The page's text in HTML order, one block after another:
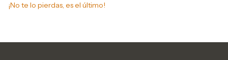
¡No te lo pierdas, es el último!